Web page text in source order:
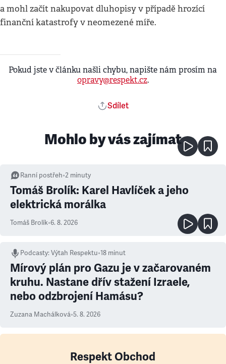
a mohl začít nakupovat dluhopisy v případě hrozící
finanční katastrofy v neomezené míře.
Pokud jste v článku našli chybu, napište nám prosím na
opravy@respekt.cz.
Sdílet
Mohlo by vás zajímat
Ranní postřeh•2 minuty
Tomáš Brolík: Karel Havlíček a jeho
elektrická morálka
Tomáš Brolík•6. 8. 2026
Podcasty:Výtah Respektu•18 minut
Mírový plán pro Gazu je v začarovaném
kruhu. Nastane dřív stažení Izraele,
nebo odzbrojení Hamásu?
Zuzana Machálková•5. 8. 2026
Respekt Obchod